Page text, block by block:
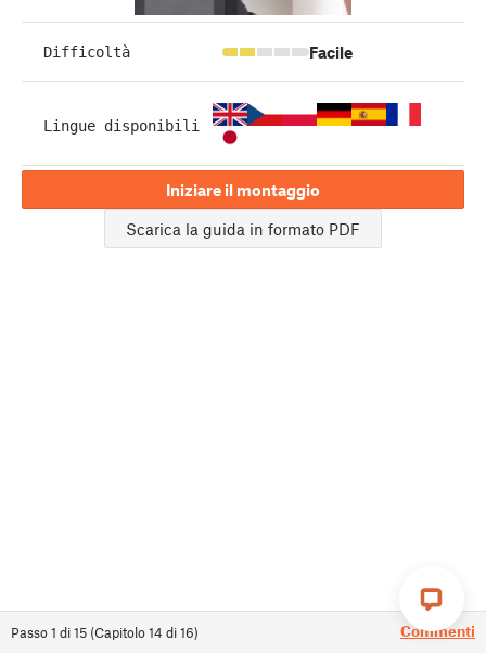
Passo1 di15 (Capitolo14 di16) Commenti
Difficoltà Facile
Lingue disponibili
Iniziare il montaggio
Scarica la guida in formato PDF